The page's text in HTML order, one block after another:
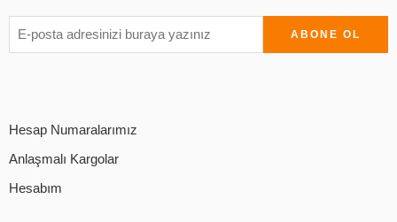
Hesap Numaralarımız
Anlaşmalı Kargolar
Hesabım